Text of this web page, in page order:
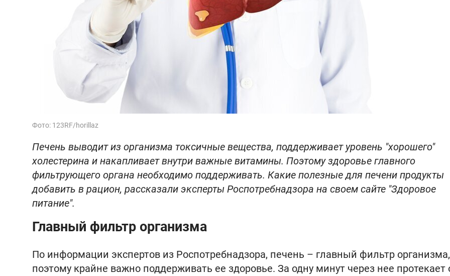
Фото: 123RF/horillaz
Печень выводит из организма токсичные вещества, поддерживает уровень "хорошего"
холестерина и накапливает внутри важные витамины. Поэтому здоровье главного
фильтрующего органа необходимо поддерживать. Какие полезные для печени продукты
добавить в рацион, рассказали эксперты Роспотребнадзора на своем сайте "Здоровое
питание".
Главный фильтр организма
По информации экспертов из Роспотребнадзора, печень – главный фильтр организма,
поэтому крайне важно поддерживать ее здоровье. За одну минут через нее протекает